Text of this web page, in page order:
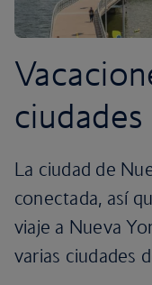
ciudades
La ciudad de
conectada, así
viaje a Nueva
varias ciudades